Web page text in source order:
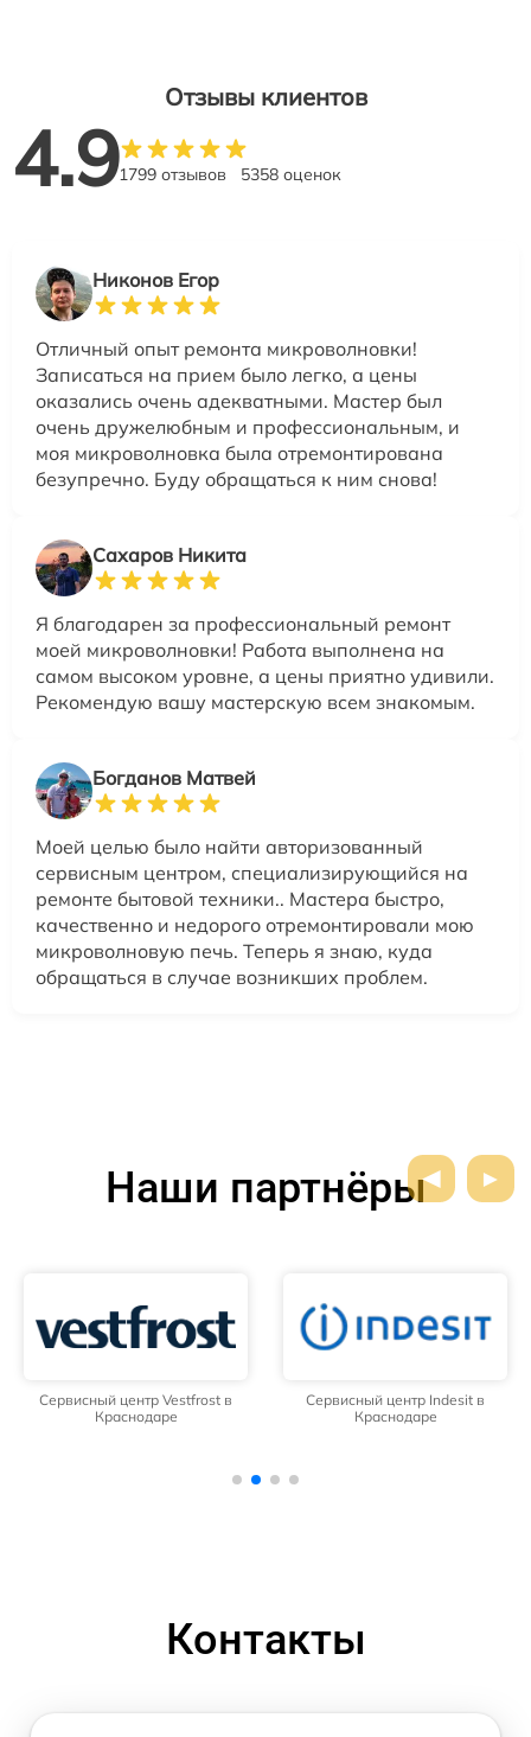
Отзывы клиентов
4.91799 отзывов 5358 оценок
Никонов Егор
Отличный опыт ремонта микроволновки!
Записаться на прием было легко, а цены
оказались очень адекватными. Мастер был
очень дружелюбным и профессиональным, и
моя микроволновка была отремонтирована
безупречно. Буду обращаться к ним снова!
Сахаров Никита
Я благодарен за профессиональный ремонт
моей микроволновки! Работа выполнена на
самом высоком уровне, а цены приятно удивили.
Рекомендую вашу мастерскую всем знакомым.
Богданов Матвей
Моей целью было найти авторизованный
сервисным центром, специализирующийся на
ремонте бытовой техники.. Мастера быстро,
качественно и недорого отремонтировали мою
микроволновую печь. Теперь я знаю, куда
обращаться в случае возникших проблем.
Наши партнёры
Сервисный центр Vestfrost в
Краснодаре
Сервисный центр Indesit в
Краснодаре
Контакты